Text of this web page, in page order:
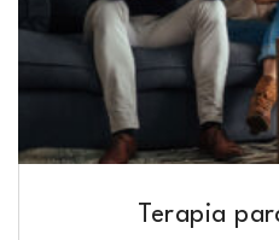
Terapia